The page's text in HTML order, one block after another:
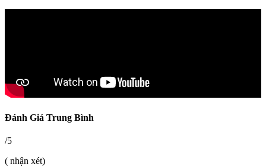
Đánh Giá Trung Bình
/5
( nhận xét)